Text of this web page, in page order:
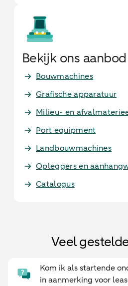
Bekijk ons aanbod
Bouwmachines
Grafische apparatuur
Milieu- en
Port equipment
Landbouwmachines
Opleggers en
Catalogus
Veel
Kom ik als startende
in aanmerking voor